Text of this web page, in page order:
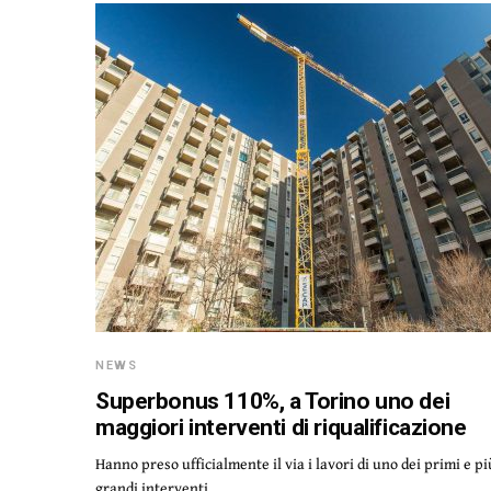
NEWS
Superbonus 110%, a Torino uno dei
maggiori interventi di riqualificazione
Hanno preso ufficialmente il via i lavori di uno dei primi e